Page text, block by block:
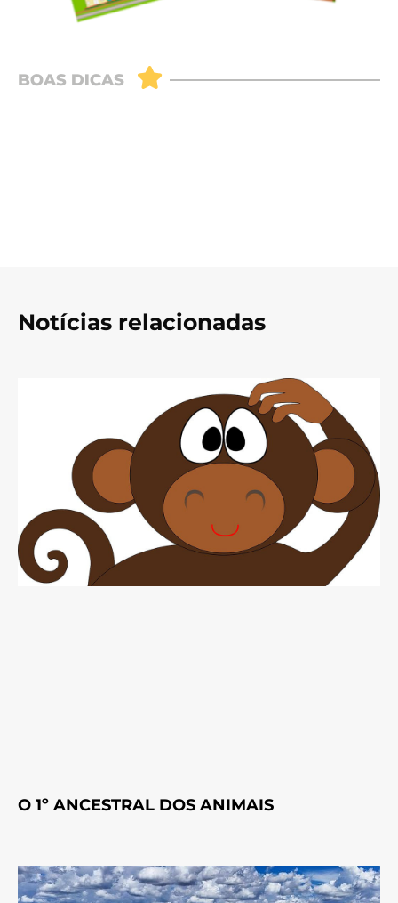
Notícias relacionadas
O 1º ANCESTRAL DOS ANIMAIS